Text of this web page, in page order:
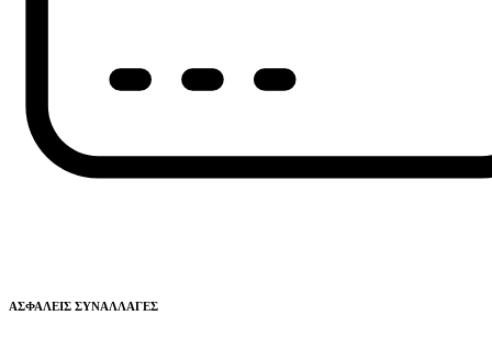
ΑΣΦΑΛΕΙΣ ΣΥΝΑΛΛΑΓΕΣ